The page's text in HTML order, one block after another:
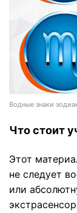
Водные знаки
Что стоит
Этот
не следует
или